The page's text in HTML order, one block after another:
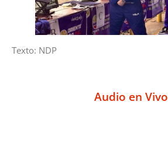
Texto: NDP
Audio en Vivo